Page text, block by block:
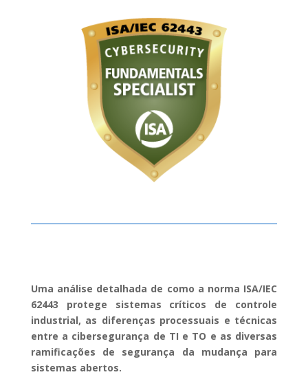
Uma análise detalhada de como a norma ISA/IEC
62443 protege sistemas críticos de controle
industrial, as diferenças processuais e técnicas
entre a cibersegurança de TI e TO e as diversas
ramificações de segurança da mudança para
sistemas abertos.